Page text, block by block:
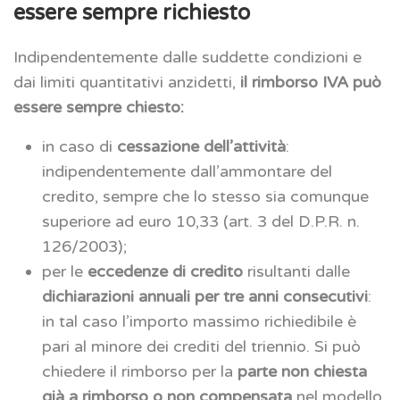
essere sempre richiesto
Indipendentemente dalle suddette condizioni e
dai limiti quantitativi anzidetti, il rimborso IVA può
essere sempre chiesto:
in caso di cessazione dell’attività:
indipendentemente dall’ammontare del
credito, sempre che lo stesso sia comunque
superiore ad euro 10,33 (art. 3 del D.P.R. n.
126/2003);
per le eccedenze di credito risultanti dalle
dichiarazioni annuali per tre anni consecutivi:
in tal caso l’importo massimo richiedibile è
pari al minore dei crediti del triennio. Si può
chiedere il rimborso per la parte non chiesta